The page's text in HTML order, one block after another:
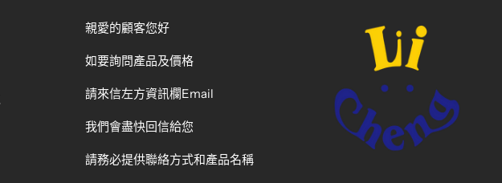
親愛的顧客您好
如要詢問產品及價格
請來信左方資訊欄Email
我們會盡快回信給您
請務必提供聯絡方式和產品名稱